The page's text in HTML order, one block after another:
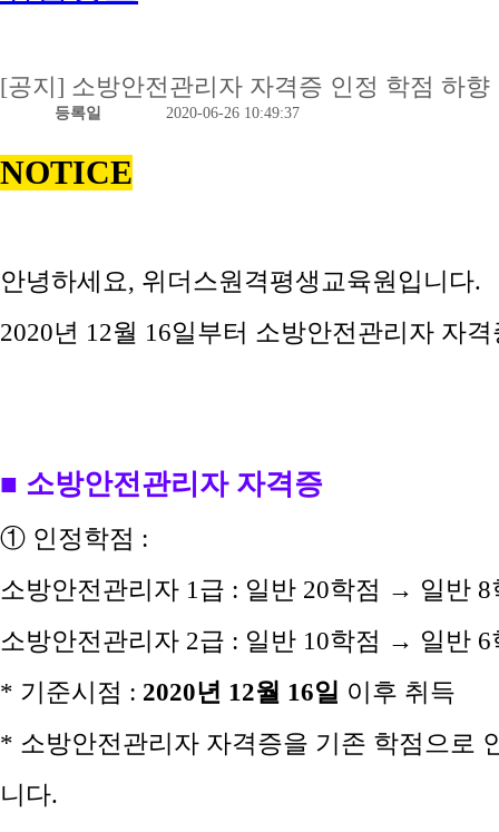
[공지] 소방안전관리자 자격증 인정 학점 하향
등록일 2020-06-26 10:49:37
NOTICE
안녕하세요, 위더스원격평생교육원입니다.
2020년 12월 16일부터 소방안전관리자 자
■ 소방안전관리자 자격증
① 인정학점 :
소방안전관리자 1급 : 일반 20학점 → 일반 8
소방안전관리자 2급 : 일반 10학점 → 일반 6
* 기준시점 : 2020년 12월 16일 이후 취득
* 소방안전관리자 자격증을 기존 학점으로
니다.